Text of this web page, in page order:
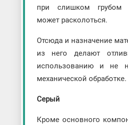
при слишком грубом
может расколоться.
Отсюда и назначение
из него делают
использованию и не
механической обработке.
Серый
Кроме основного